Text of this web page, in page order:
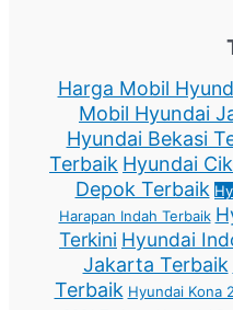
Harga Mobil
Mobil Hyundai
Hyundai Bekasi
Terbaik Hyundai
Depok Terbaik
Harapan Indah Terbaik
Terkini Hyundai
Jakarta Terbaik
Terbaik Hyundai Kona